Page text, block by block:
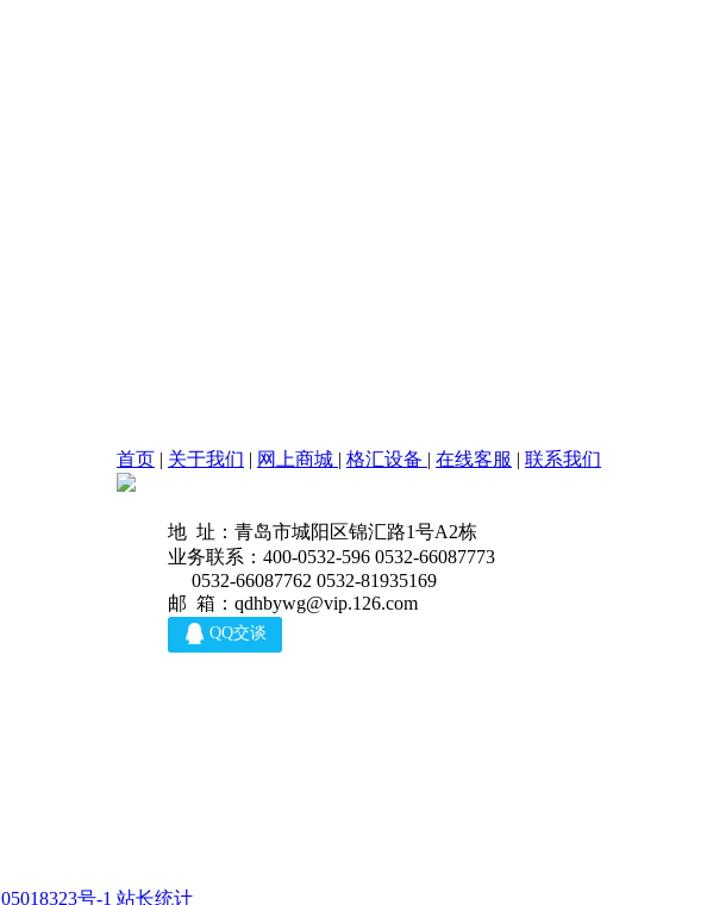
首页 | 关于我们 | 网上商城 | 格汇设备 | 在线客服 | 联系我们
地 址：青岛市城阳区锦汇路1号A2栋
业务联系：400-0532-596 0532-66087773
0532-66087762 0532-81935169
邮 箱：qdhbywg@vip.126.com
号-1 站长统计